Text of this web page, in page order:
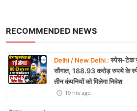
RECOMMENDED NEWS
Delhi / New Delhi :स्पेस-टेक
सौगात, 188.93 करोड़ रुपये के
तीन कंपनियों को मिलेगा निवेश
19 hrs ago